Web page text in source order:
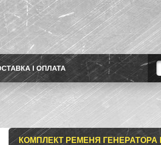
І ОПЛАТА
КОМПЛЕКТ РЕМЕНЯ ГЕНЕРАТОРА